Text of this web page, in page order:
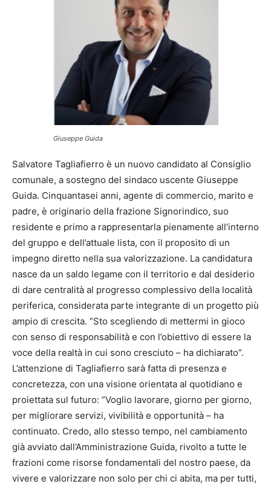
Giuseppe Guida
Salvatore Tagliafierro è un nuovo candidato al Consiglio
comunale, a sostegno del sindaco uscente Giuseppe
Guida. Cinquantasei anni, agente di commercio, marito e
padre, è originario della frazione Signorindico, suo
residente e primo a rappresentarla pienamente all’interno
del gruppo e dell’attuale lista, con il proposito di un
impegno diretto nella sua valorizzazione. La candidatura
nasce da un saldo legame con il territorio e dal desiderio
di dare centralità al progresso complessivo della località
periferica, considerata parte integrante di un progetto più
ampio di crescita. ”Sto scegliendo di mettermi in gioco
con senso di responsabilità e con l’obiettivo di essere la
voce della realtà in cui sono cresciuto – ha dichiarato”.
L’attenzione di Tagliafierro sarà fatta di presenza e
concretezza, con una visione orientata al quotidiano e
proiettata sul futuro: ”Voglio lavorare, giorno per giorno,
per migliorare servizi, vivibilità e opportunità – ha
continuato. Credo, allo stesso tempo, nel cambiamento
già avviato dall’Amministrazione Guida, rivolto a tutte le
frazioni come risorse fondamentali del nostro paese, da
vivere e valorizzare non solo per chi ci abita, ma per tutti,